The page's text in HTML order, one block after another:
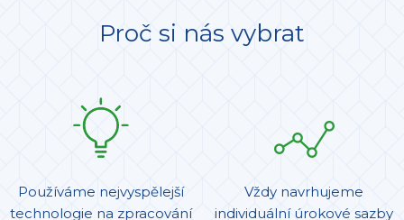
Proč si nás vybrat
Používáme nejvyspělejší
technologie na zpracování
Vždy navrhujeme
individuální úrokové sazby